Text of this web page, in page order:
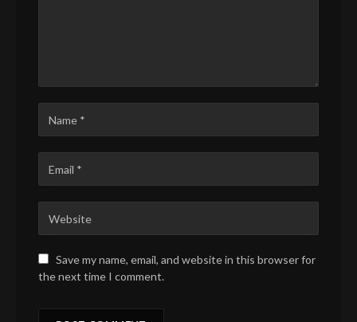
Save my name, email, and website in this browser for
the next time I comment.